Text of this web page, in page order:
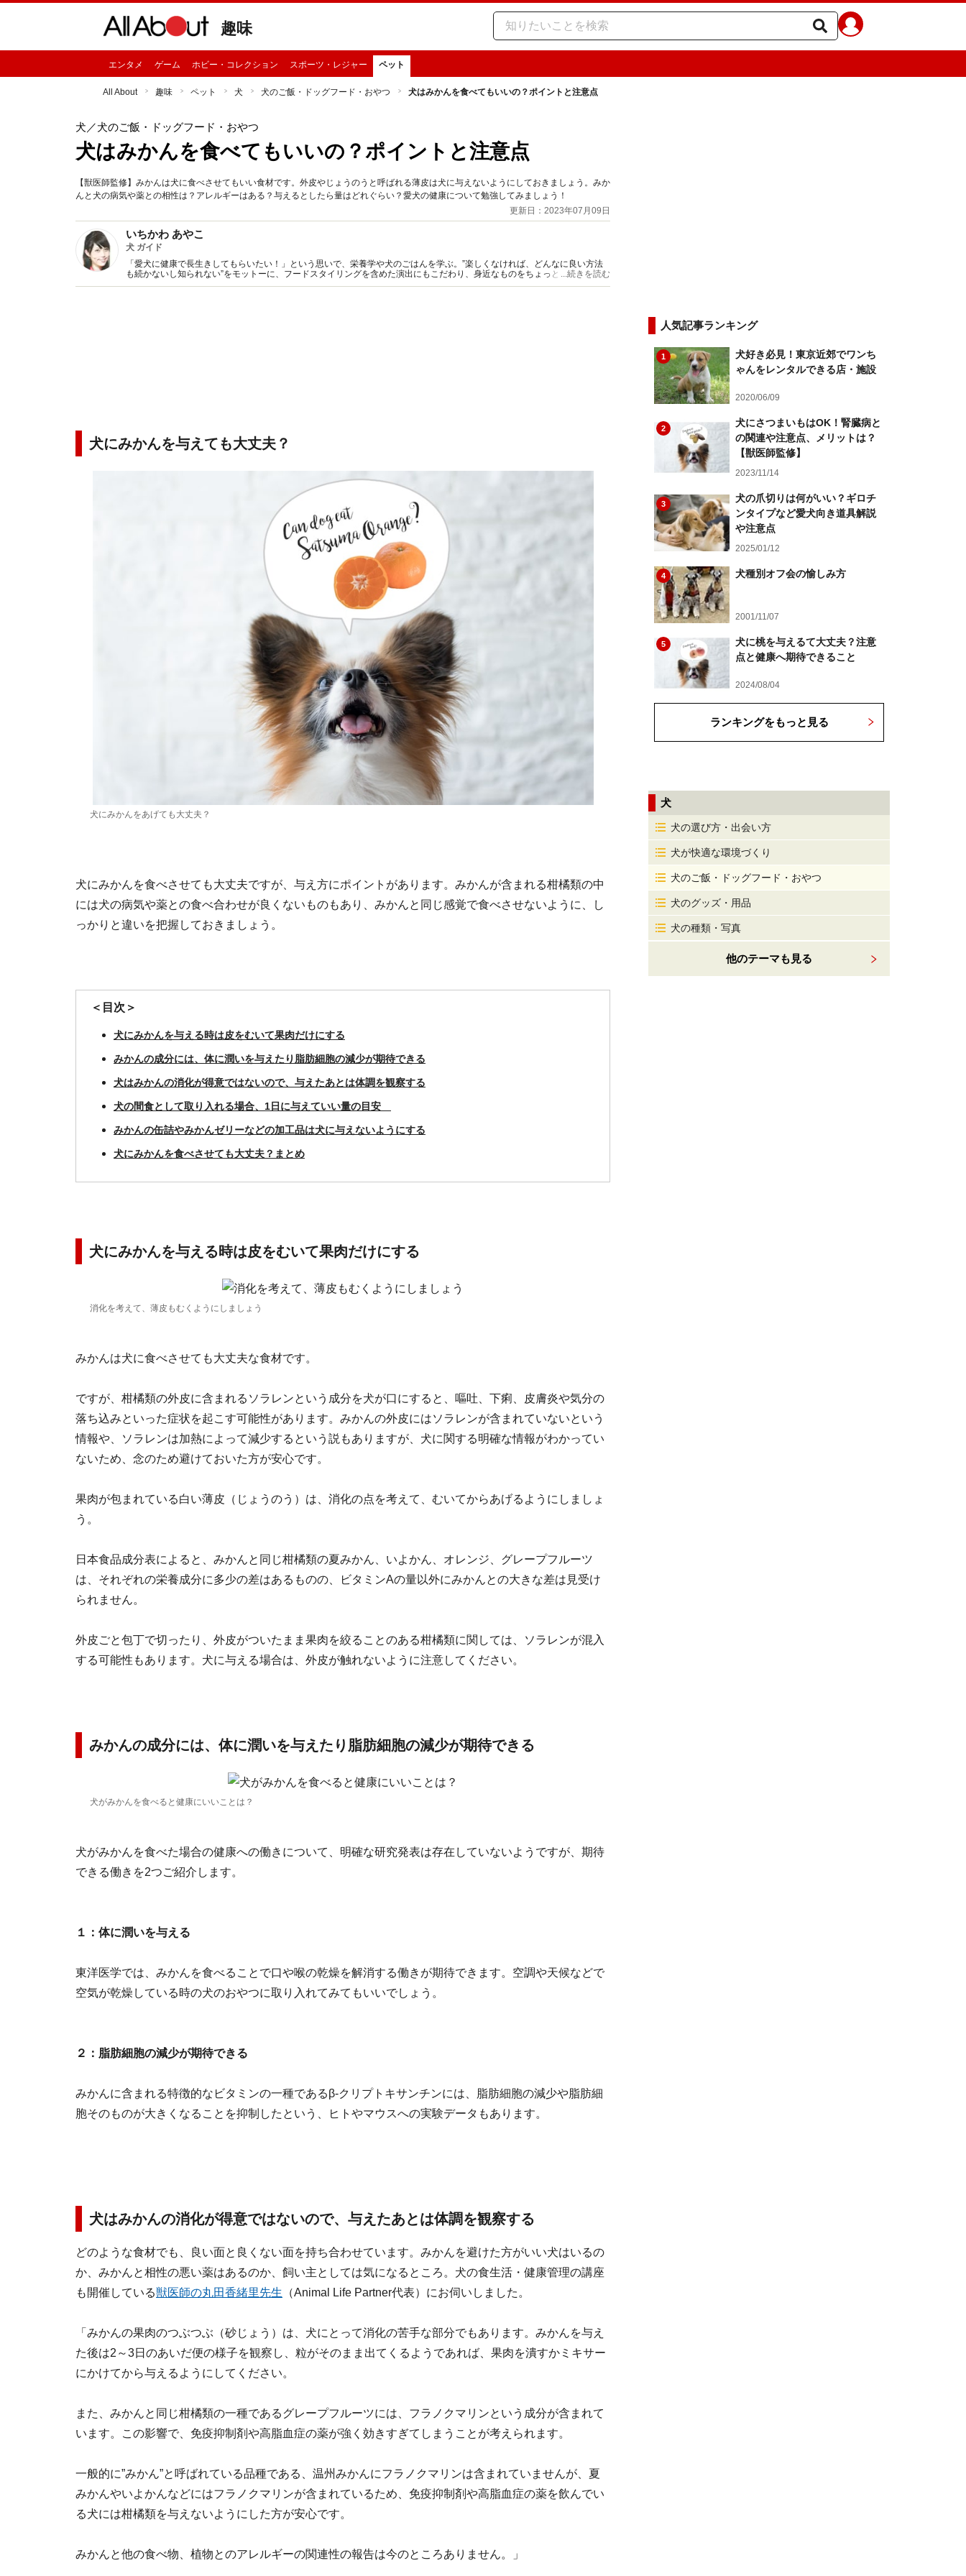
趣味
エンタメ ゲーム ホビー・コレクション スポーツ・レジャー ペット
All About 趣味 ペット 犬 犬のご飯・ドッグフード・おやつ 犬はみかんを食べてもいいの？ポイントと注意点
犬 ／犬のご飯・ドッグフード・おやつ
犬はみかんを食べてもいいの？ポイントと注意点
【獣医師監修】みかんは犬に食べさせてもいい食材です。外皮やじょうのうと呼ばれる薄皮は犬に与えないようにしておきましょう。みか
んと犬の病気や薬との相性は？アレルギーはある？与えるとしたら量はどれぐらい？愛犬の健康について勉強してみましょう！
更新日：2023年07月09日
いちかわ あやこ
犬 ガイド
「愛犬に健康で長生きしてもらいたい！」という思いで、栄養学や犬のごはんを学ぶ。”楽しくなければ、どんなに良い方法
も続かないし知られない”をモットーに、フードスタイリングを含めた演出にもこだわり、身近なものをちょっとのアイデア
でオシャレに見せる伝え方が人気。
...続きを読む
犬にみかんを与えても大丈夫？
犬にみかんをあげても大丈夫？
犬にみかんを食べさせても大丈夫ですが、与え方にポイントがあります。みかんが含まれる柑橘類の中
には犬の病気や薬との食べ合わせが良くないものもあり、みかんと同じ感覚で食べさせないように、し
っかりと違いを把握しておきましょう。
＜目次＞
犬にみかんを与える時は皮をむいて果肉だけにする
みかんの成分には、体に潤いを与えたり脂肪細胞の減少が期待できる
犬はみかんの消化が得意ではないので、与えたあとは体調を観察する
犬の間食として取り入れる場合、1日に与えていい量の目安
みかんの缶詰やみかんゼリーなどの加工品は犬に与えないようにする
犬にみかんを食べさせても大丈夫？まとめ
犬にみかんを与える時は皮をむいて果肉だけにする
消化を考えて、薄皮もむくようにしましょう
みかんは犬に食べさせても大丈夫な食材です。
ですが、柑橘類の外皮に含まれるソラレンという成分を犬が口にすると、嘔吐、下痢、皮膚炎や気分の
落ち込みといった症状を起こす可能性があります。みかんの外皮にはソラレンが含まれていないという
情報や、ソラレンは加熱によって減少するという説もありますが、犬に関する明確な情報がわかってい
ないため、念のため避けておいた方が安心です。
果肉が包まれている白い薄皮（じょうのう）は、消化の点を考えて、むいてからあげるようにしましょ
う。
日本食品成分表によると、みかんと同じ柑橘類の夏みかん、いよかん、オレンジ、グレープフルーツ
は、それぞれの栄養成分に多少の差はあるものの、ビタミンAの量以外にみかんとの大きな差は見受け
られません。
外皮ごと包丁で切ったり、外皮がついたまま果肉を絞ることのある柑橘類に関しては、ソラレンが混入
する可能性もあります。犬に与える場合は、外皮が触れないように注意してください。
みかんの成分には、体に潤いを与えたり脂肪細胞の減少が期待できる
犬がみかんを食べると健康にいいことは？
犬がみかんを食べた場合の健康への働きについて、明確な研究発表は存在していないようですが、期待
できる働きを2つご紹介します。
１：体に潤いを与える
東洋医学では、みかんを食べることで口や喉の乾燥を解消する働きが期待できます。空調や天候などで
空気が乾燥している時の犬のおやつに取り入れてみてもいいでしょう。
２：脂肪細胞の減少が期待できる
みかんに含まれる特徴的なビタミンの一種であるβ-クリプトキサンチンには、脂肪細胞の減少や脂肪細
胞そのものが大きくなることを抑制したという、ヒトやマウスへの実験データもあります。
犬はみかんの消化が得意ではないので、与えたあとは体調を観察する
どのような食材でも、良い面と良くない面を持ち合わせています。みかんを避けた方がいい犬はいるの
か、みかんと相性の悪い薬はあるのか、飼い主としては気になるところ。犬の食生活・健康管理の講座
も開催している獣医師の丸田香緒里先生 （Animal Life Partner代表）にお伺いしました。
「みかんの果肉のつぶつぶ（砂じょう）は、犬にとって消化の苦手な部分でもあります。みかんを与え
た後は2～3日のあいだ便の様子を観察し、粒がそのまま出てくるようであれば、果肉を潰すかミキサー
にかけてから与えるようにしてください。
また、みかんと同じ柑橘類の一種であるグレープフルーツには、フラノクマリンという成分が含まれて
います。この影響で、免疫抑制剤や高脂血症の薬が強く効きすぎてしまうことが考えられます。
一般的に”みかん”と呼ばれている品種である、温州みかんにフラノクマリンは含まれていませんが、夏
みかんやいよかんなどにはフラノクマリンが含まれているため、免疫抑制剤や高脂血症の薬を飲んでい
る犬には柑橘類を与えないようにした方が安心です。
みかんと他の食べ物、植物とのアレルギーの関連性の報告は今のところありません。」
人気記事ランキング
1
犬好き必見！東京近郊でワンち
ゃんをレンタルできる店・施設
2020/06/09
2
犬にさつまいもはOK！腎臓病と
の関連や注意点、メリットは？
【獣医師監修】
2023/11/14
3
犬の爪切りは何がいい？ギロチ
ンタイプなど愛犬向き道具解説
や注意点
2025/01/12
4 犬種別オフ会の愉しみ方
2001/11/07
5
犬に桃を与えるて大丈夫？注意
点と健康へ期待できること
2024/08/04
ランキングをもっと見る
犬
犬の選び方・出会い方
犬が快適な環境づくり
犬のご飯・ドッグフード・おやつ
犬のグッズ・用品
犬の種類・写真
他のテーマも見る